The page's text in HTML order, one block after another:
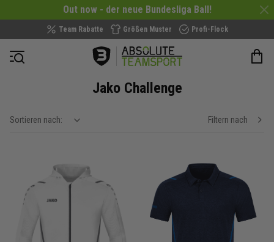
Out now - der neue Bundesliga Ball!
Team Rabatte Größen Muster Profi-Flock
Navigation öffnen
Jako Challenge
Sortieren nach: show filteroptions Filtern nach